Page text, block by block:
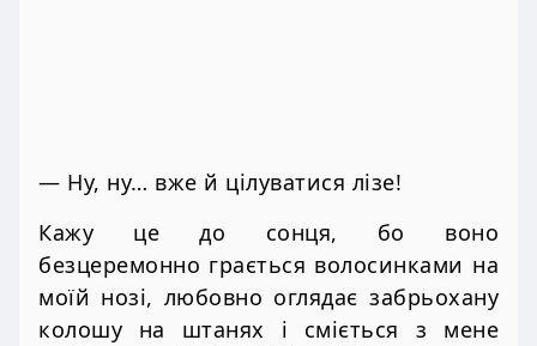
— Ну, ну… вже й цілуватися лізе!
Кажу це до сонця, бо воно
безцеремонно грається волосинками на
моїй нозі, любовно оглядає забрьохану
колошу на штанях і сміється з мене